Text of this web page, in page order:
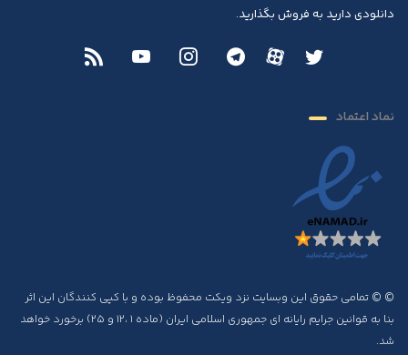
دانلودی دارید به فروش بگذارید.
نماد اعتماد
© © تمامی حقوق این وبسایت نزد ویکت محفوظ بوده و با کپی کنندگان این اثر
بنا به قوانین جرایم رایانه ای جمهوری اسلامی ایران (ماده ۱ ،۱۲ و ۲۵) برخورد خواهد
شد.